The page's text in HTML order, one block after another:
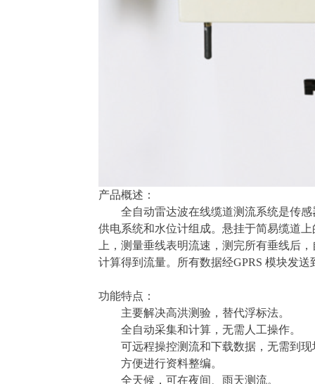
产品概述：
全自动雷达波在线缆道测流系统是传
供电系统和水位计组成。悬挂于简易缆道
上，测量垂线表明流速，测完所有垂线后
计算得到流量。所有数据经GPRS 模块发送
功能特点：
主要解决高洪测验，替代浮标法。
全自动采集和计算，无需人工操作。
可远程操控测流和下载数据，无需到现
方便进行资料整编。
全天候，可在夜间、雨天测流。